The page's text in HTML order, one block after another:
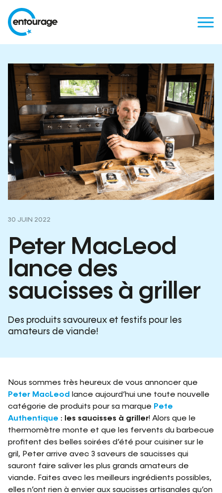
30 JUIN 2022
Peter MacLeod
lance des
saucisses à griller
Des produits savoureux et festifs pour les
amateurs de viande!
Nous sommes très heureux de vous annoncer que
Peter MacLeod lance aujourd’hui une toute nouvelle
catégorie de produits pour sa marque Pete
Authentique : les saucisses à griller! Alors que le
thermomètre monte et que les fervents du barbecue
profitent des belles soirées d’été pour cuisiner sur le
gril, Peter arrive avec 3 saveurs de saucisses qui
sauront faire saliver les plus grands amateurs de
viande. Faites avec les meilleurs ingrédients possibles,
elles n’ont rien à envier aux saucisses artisanales qu’on